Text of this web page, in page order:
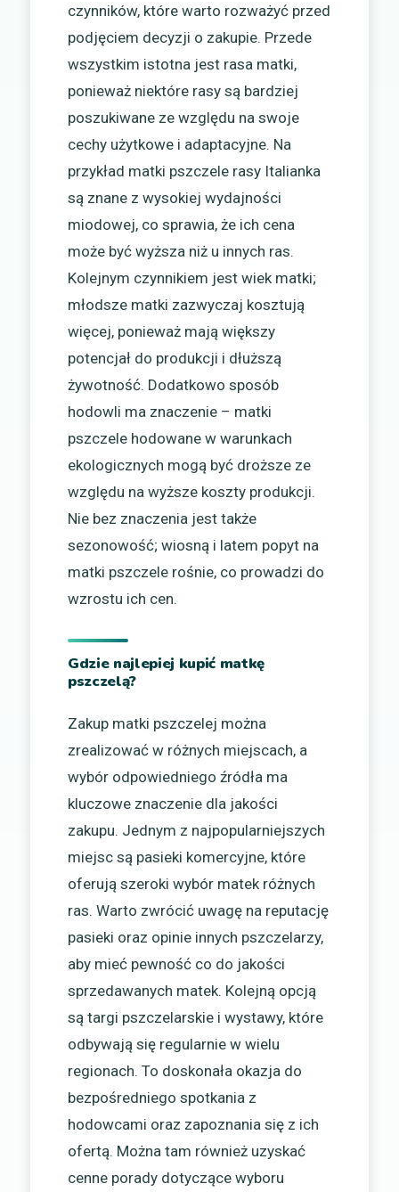
czynników, które warto rozważyć przed
podjęciem decyzji o zakupie. Przede
wszystkim istotna jest rasa matki,
ponieważ niektóre rasy są bardziej
poszukiwane ze względu na swoje
cechy użytkowe i adaptacyjne. Na
przykład matki pszczele rasy Italianka
są znane z wysokiej wydajności
miodowej, co sprawia, że ich cena
może być wyższa niż u innych ras.
Kolejnym czynnikiem jest wiek matki;
młodsze matki zazwyczaj kosztują
więcej, ponieważ mają większy
potencjał do produkcji i dłuższą
żywotność. Dodatkowo sposób
hodowli ma znaczenie – matki
pszczele hodowane w warunkach
ekologicznych mogą być droższe ze
względu na wyższe koszty produkcji.
Nie bez znaczenia jest także
sezonowość; wiosną i latem popyt na
matki pszczele rośnie, co prowadzi do
wzrostu ich cen.
Gdzie najlepiej kupić matkę
pszczelą?
Zakup matki pszczelej można
zrealizować w różnych miejscach, a
wybór odpowiedniego źródła ma
kluczowe znaczenie dla jakości
zakupu. Jednym z najpopularniejszych
miejsc są pasieki komercyjne, które
oferują szeroki wybór matek różnych
ras. Warto zwrócić uwagę na reputację
pasieki oraz opinie innych pszczelarzy,
aby mieć pewność co do jakości
sprzedawanych matek. Kolejną opcją
są targi pszczelarskie i wystawy, które
odbywają się regularnie w wielu
regionach. To doskonała okazja do
bezpośredniego spotkania z
hodowcami oraz zapoznania się z ich
ofertą. Można tam również uzyskać
cenne porady dotyczące wyboru